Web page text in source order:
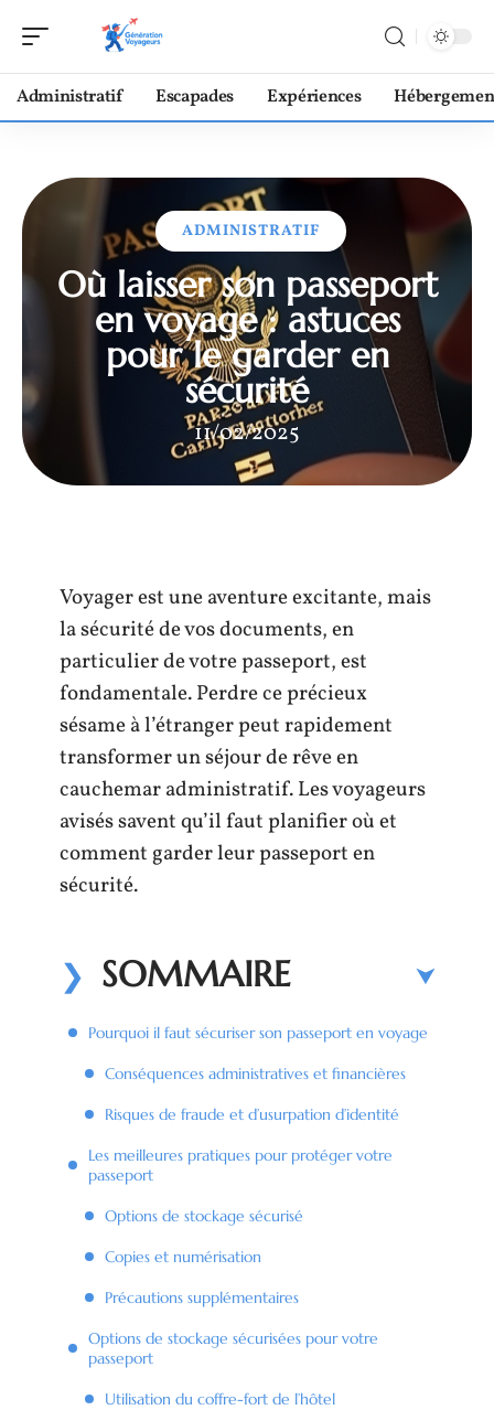
Administratif Escapades Expériences
ADMINISTRATIF
Où laisser son passeport
en voyage : astuces
pour le garder en
sécurité
11/02/2025
Voyager est une aventure excitante, mais
la sécurité de vos documents, en
particulier de votre passeport, est
fondamentale. Perdre ce précieux
sésame à l’étranger peut rapidement
transformer un séjour de rêve en
cauchemar administratif. Les voyageurs
avisés savent qu’il faut planifier où et
comment garder leur passeport en
sécurité.
SOMMAIRE
Pourquoi il faut sécuriser son passeport en voyage
Conséquences administratives et financières
Risques de fraude et d’usurpation d’identité
Les meilleures pratiques pour protéger votre
passeport
Options de stockage sécurisé
Copies et numérisation
Précautions supplémentaires
Options de stockage sécurisées pour votre
passeport
Utilisation du coffre-fort de l’hôtel